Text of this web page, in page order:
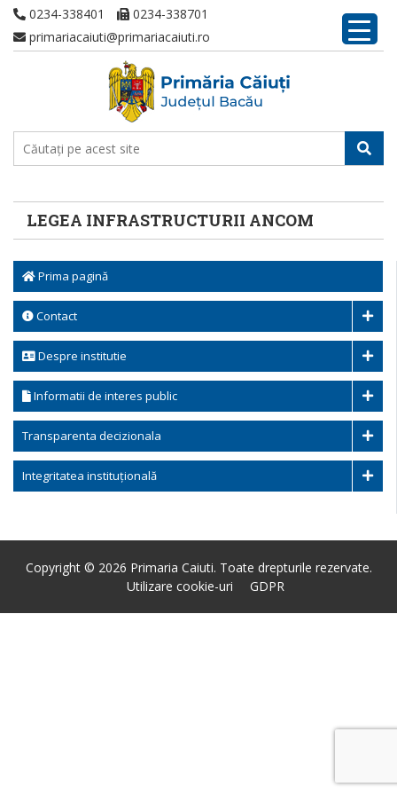
0234-338401
0234-338701
primariacaiuti@primariacaiuti.ro
LEGEA INFRASTRUCTURII ANCOM
Prima pagină
Contact
Despre institutie
Informatii de interes public
Transparenta decizionala
Integritatea instituțională
Copyright © 2026 Primaria Caiuti. Toate drepturile rezervate.
Utilizare cookie-uri
GDPR